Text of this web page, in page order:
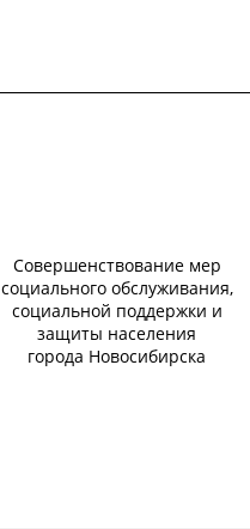
Совершенствование мер
социального обслуживания,
социальной поддержки и
защиты населения
города Новосибирска